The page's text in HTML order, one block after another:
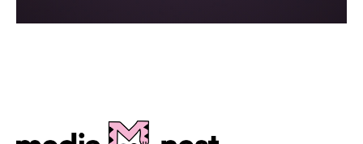
maken én gebruiken. Maar wat is dat dan, een